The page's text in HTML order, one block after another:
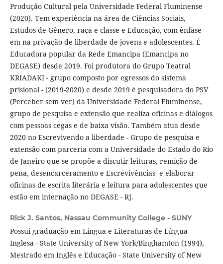
Produção Cultural pela Universidade Federal Fluminense
(2020). Tem experiência na área de Ciências Sociais,
Estudos de Gênero, raça e classe e Educação, com ênfase
em na privação de liberdade de jovens e adolescentes. É
Educadora popular da Rede Emancipa (Emancipa no
DEGASE) desde 2019. Foi produtora do Grupo Teatral
KRIADAKI - grupo composto por egressos do sistema
prisional - (2019-2020) e desde 2019 é pesquisadora do PSV
(Perceber sem ver) da Universidade Federal Fluminense,
grupo de pesquisa e extensão que realiza oficinas e diálogos
com pessoas cegas e de baixa visão. Também atua desde
2020 no Escrevivendo a liberdade - Grupo de pesquisa e
extensão com parceria com a Universidade do Estado do Rio
de Janeiro que se propõe a discutir leituras, remição de
pena, desencarceramento e Escrevivências e elaborar
oficinas de escrita literária e leitura para adolescentes que
estão em internação no DEGASE - RJ.
Rick J. Santos, Nassau Community College - SUNY
Possui graduação em Língua e Literaturas de Língua
Inglesa - State University of New York/Binghamton (1994),
Mestrado em Inglês e Educação - State University of New